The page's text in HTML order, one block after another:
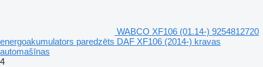
WABCO XF106 (01.14-) 9254812720
energoakumulators paredzēts DAF XF106 (2014-) kravas
automašīnas
4